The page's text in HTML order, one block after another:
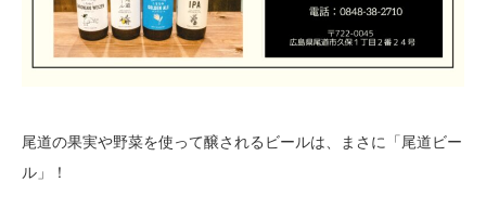
尾道の果実や野菜を使って醸されるビールは、まさに「尾道ビー
ル」！